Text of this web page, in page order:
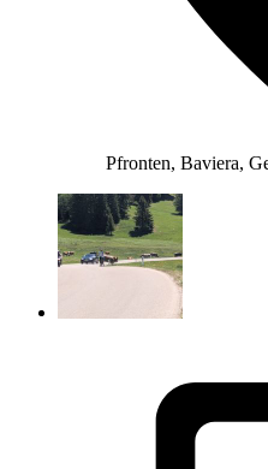
Pfronten, Baviera,